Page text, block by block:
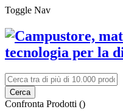
Toggle Nav
Cerca
Confronta Prodotti ()